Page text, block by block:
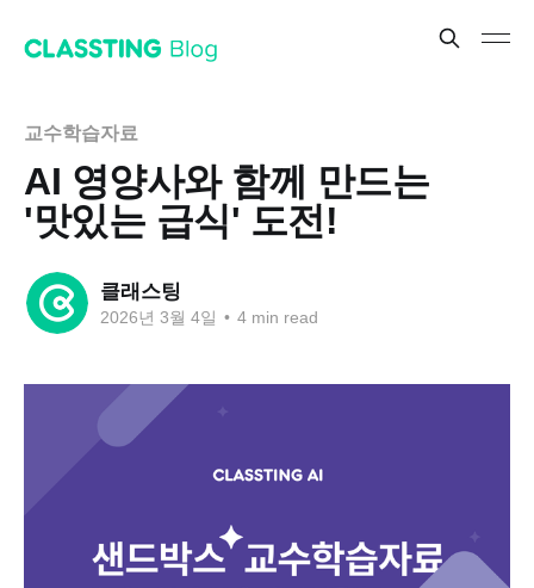
교수학습자료
AI 영양사와 함께 만드는
'맛있는 급식' 도전!
클래스팅
2026년 3월 4일 • 4 min read